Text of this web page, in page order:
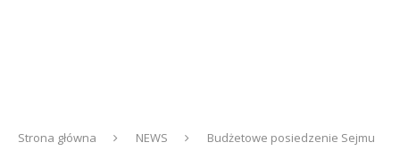
Strona główna NEWS
Budżetowe posiedzenie Sejmu